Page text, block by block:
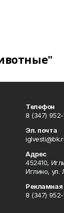
Телефон
8 (347)
Эл. почта
Адрес
452410,
Иглино, ул.
8 (347) 952-